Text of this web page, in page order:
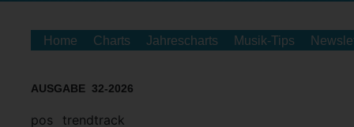
Home Charts Jahrescharts Musik-Tips
AUSGABE 32-2026
pos trendtrack